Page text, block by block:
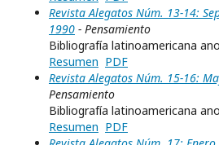
Revista Alegatos Núm. 13-14:
1990 - Pensamiento
Bibliografía latinoamericana
Resumen PDF
Revista Alegatos Núm. 15-16:
Pensamiento
Bibliografía latinoamericana
Resumen PDF